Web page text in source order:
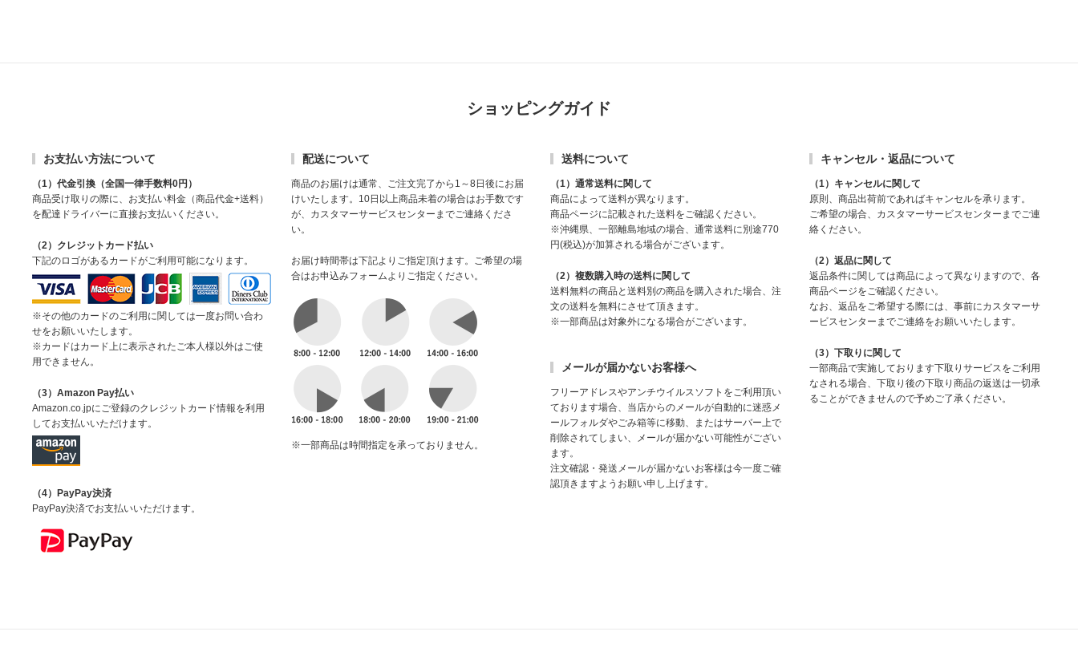
ショッピングガイド
お支払い方法について
（1）代金引換（全国一律手数料0円）
商品受け取りの際に、お支払い料金（商品代金+送料）
を配達ドライバーに直接お支払いください。
（2）クレジットカード払い
下記のロゴがあるカードがご利用可能になります。
※その他のカードのご利用に関しては一度お問い合わ
せをお願いいたします。
※カードはカード上に表示されたご本人様以外はご使
用できません。
（3）Amazon Pay払い
Amazon.co.jpにご登録のクレジットカード情報を利用
してお支払いいただけます。
（4）PayPay決済
PayPay決済でお支払いいただけます。
配送について
商品のお届けは通常、ご注文完了から1～8日後にお届
けいたします。10日以上商品未着の場合はお手数です
が、カスタマーサービスセンターまでご連絡くださ
い。
お届け時間帯は下記よりご指定頂けます。ご希望の場
合はお申込みフォームよりご指定ください。
※一部商品は時間指定を承っておりません。
送料について
（1）通常送料に関して
商品によって送料が異なります。
商品ページに記載された送料をご確認ください。
※沖縄県、一部離島地域の場合、通常送料に別途770
円(税込)が加算される場合がございます。
（2）複数購入時の送料に関して
送料無料の商品と送料別の商品を購入された場合、注
文の送料を無料にさせて頂きます。
※一部商品は対象外になる場合がございます。
メールが届かないお客様へ
フリーアドレスやアンチウイルスソフトをご利用頂い
ております場合、当店からのメールが自動的に迷惑メ
ールフォルダやごみ箱等に移動、またはサーバー上で
削除されてしまい、メールが届かない可能性がござい
ます。
注文確認・発送メールが届かないお客様は今一度ご確
認頂きますようお願い申し上げます。
キャンセル・返品について
（1）キャンセルに関して
原則、商品出荷前であればキャンセルを承ります。
ご希望の場合、カスタマーサービスセンターまでご連
絡ください。
（2）返品に関して
返品条件に関しては商品によって異なりますので、各
商品ページをご確認ください。
なお、返品をご希望する際には、事前にカスタマーサ
ービスセンターまでご連絡をお願いいたします。
（3）下取りに関して
一部商品で実施しております下取りサービスをご利用
なされる場合、下取り後の下取り商品の返送は一切承
ることができませんので予めご了承ください。